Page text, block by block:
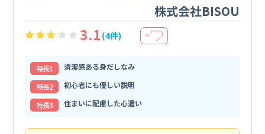
株式会社BISOU
3.1 (4件) ＋
特⻑1
清潔感ある身だしなみ
特⻑2
初心者にも優しい説明
特⻑3
住まいに配慮した心遣い